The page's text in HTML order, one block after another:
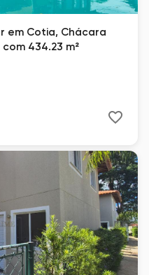
em Cotia, Chácara
434.23 m²